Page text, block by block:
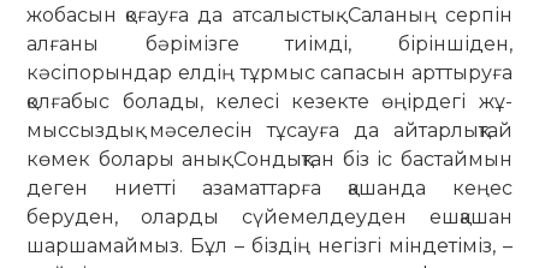
жобасын қо­ғауға да атсалыстық. Саланың серпін
алғаны бәрімізге тиімді, бірін­шіден,
кәсіпорындар елдің тұрмыс сапасын арттыруға
қолғабыс бо­лады, келесі кезекте өңірдегі жұ­
мыс­сыздық мәселесін тұсауға да айтарлықтай
көмек болары анық. Сондықтан біз іс бастаймын
деген ниетті азаматтарға қашанда кеңес
беруден, оларды сүйемелдеуден еш­қа­шан
шаршамаймыз. Бұл – біздің негізгі міндетіміз, –